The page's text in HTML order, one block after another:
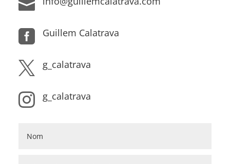

 Guillem Calatrava
 g_calatrava
 g_calatrava